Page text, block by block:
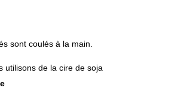
sont coulés à la main.
utilisons de la cire de soja